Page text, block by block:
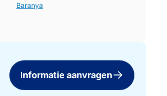
Baranya
Informatie aanvragen